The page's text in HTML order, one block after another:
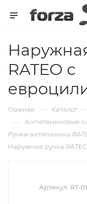
RATEO с
Главная — Каталог
— Антипаниковые
Ручки антипаника
Наружная ручка
Артикул: RT-